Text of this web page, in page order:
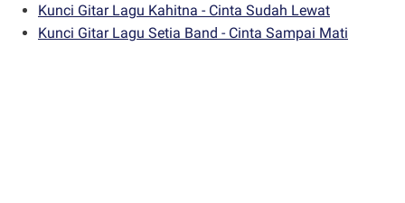
Kunci Gitar Lagu Kahitna - Cinta Sudah Lewat
Kunci Gitar Lagu Setia Band - Cinta Sampai Mati